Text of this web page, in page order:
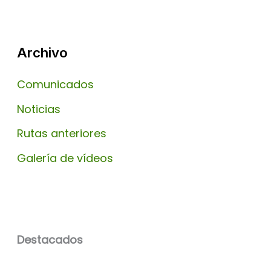
Archivo
Comunicados
Noticias
Rutas anteriores
Galería de vídeos
Destacados